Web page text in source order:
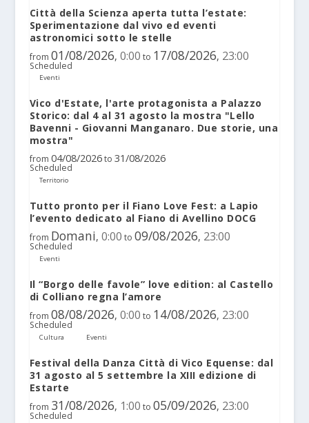
Città della Scienza aperta tutta l’estate:
Sperimentazione dal vivo ed eventi
astronomici sotto le stelle
from 01/08/2026, 0:00 to 17/08/2026, 23:00
Scheduled
Eventi
Vico d'Estate, l'arte protagonista a Palazzo
Storico: dal 4 al 31 agosto la mostra "Lello
Bavenni - Giovanni Manganaro. Due storie, una
mostra"
from 04/08/2026 to 31/08/2026
Scheduled
Territorio
Tutto pronto per il Fiano Love Fest: a Lapio
l’evento dedicato al Fiano di Avellino DOCG
from Domani, 0:00 to 09/08/2026, 23:00
Scheduled
Eventi
Il “Borgo delle favole” love edition: al Castello
di Colliano regna l’amore
from 08/08/2026, 0:00 to 14/08/2026, 23:00
Scheduled
Cultura Eventi
Festival della Danza Città di Vico Equense: dal
31 agosto al 5 settembre la XIII edizione di
Estarte
from 31/08/2026, 1:00 to 05/09/2026, 23:00
Scheduled